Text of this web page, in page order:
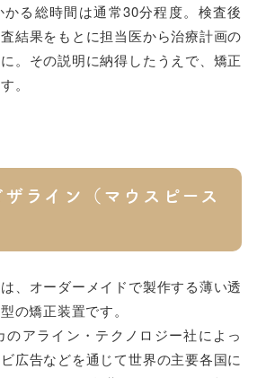
る総時間は通常30分程度。検査後
結果をもとに担当医から治療計画の
。その説明に納得したうえで、矯正
。
ザライン（マウスピース
、オーダーメイドで製作する薄い透
の矯正装置です。
のアライン・テクノロジー社によっ
広告などを通じて世界の主要各国に